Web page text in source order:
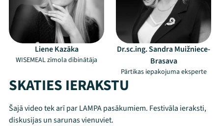
Mana programma
Festivāls
Programma
Liene Kazāka
WISEMEAL zīmola dibinātāja
Dr.sc.ing. Sandra Muižniece-
Brasava
Pārtikas iepakojuma eksperte
SKATIES IERAKSTU
Šajā video tek arī par LAMPA pasākumiem. Festivāla ieraksti,
diskusijas un sarunas vienuviet.